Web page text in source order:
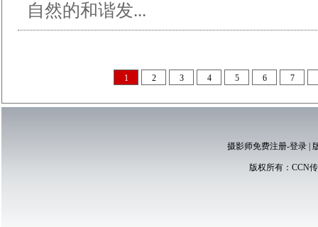
自然的和谐发...
1 2 3 4 5 6 7
摄影师免费注册-登录|
版权所有： CCN